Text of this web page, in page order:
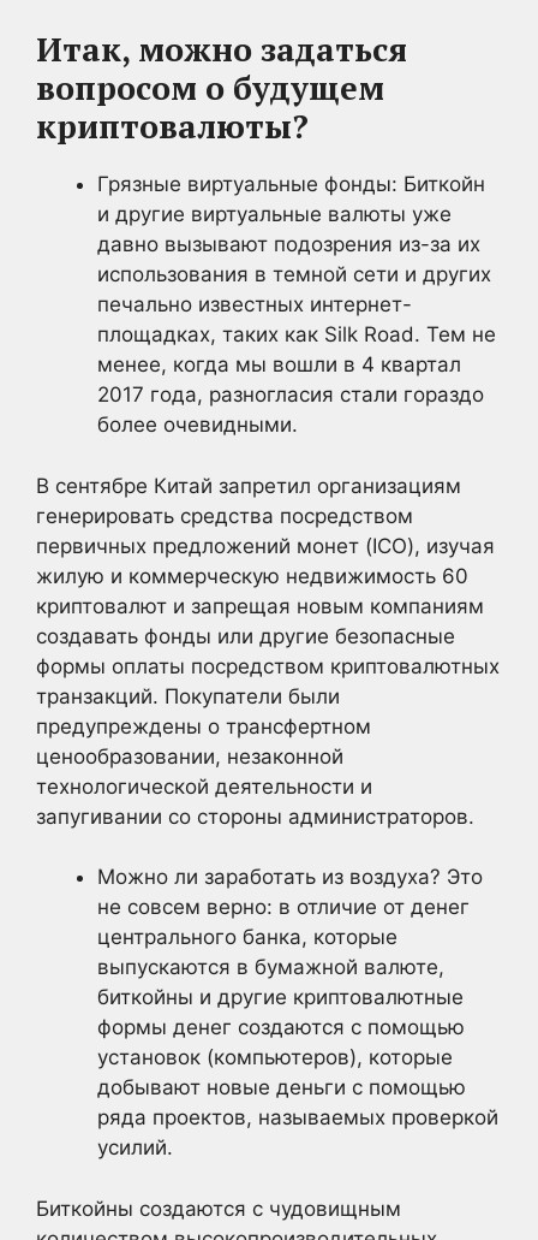
Итак, можно задаться
вопросом о будущем
криптовалюты?
Грязные виртуальные фонды: Биткойн
и другие виртуальные валюты уже
давно вызывают подозрения из-за их
использования в темной сети и других
печально известных интернет-
площадках, таких как Silk Road. Тем не
менее, когда мы вошли в 4 квартал
2017 года, разногласия стали гораздо
более очевидными.
В сентябре Китай запретил организациям
генерировать средства посредством
первичных предложений монет (ICO), изучая
жилую и коммерческую недвижимость 60
криптовалют и запрещая новым компаниям
создавать фонды или другие безопасные
формы оплаты посредством криптовалютных
транзакций. Покупатели были
предупреждены о трансфертном
ценообразовании, незаконной
технологической деятельности и
запугивании со стороны администраторов.
Можно ли заработать из воздуха? Это
не совсем верно: в отличие от денег
центрального банка, которые
выпускаются в бумажной валюте,
биткойны и другие криптовалютные
формы денег создаются с помощью
установок (компьютеров), которые
добывают новые деньги с помощью
ряда проектов, называемых проверкой
усилий.
Биткойны создаются с чудовищным